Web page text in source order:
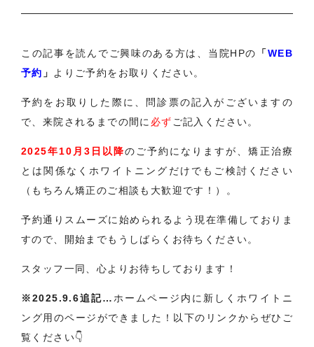
この記事を読んでご興味のある方は、当院HPの 「WEB
予約 」 よりご予約をお取りください。
予約をお取りした際に、問診票の記入がございますの
で、来院されるまでの間に 必ず ご記入ください。
2025年10月3日以降のご予約になりますが、矯正治療
とは関係なくホワイトニングだけでもご検討ください
（もちろん矯正のご相談も大歓迎です！）。
予約通りスムーズに始められるよう現在準備しておりま
すので、開始までもうしばらくお待ちください。
スタッフ一同、心よりお待ちしております！
※2025.9.6追記… ホームページ内に新しくホワイトニ
ング用のページができました！以下のリンクからぜひご
覧ください👇️